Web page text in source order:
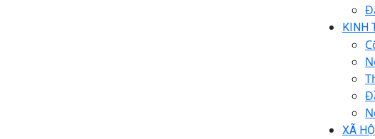
KINH
XÃ